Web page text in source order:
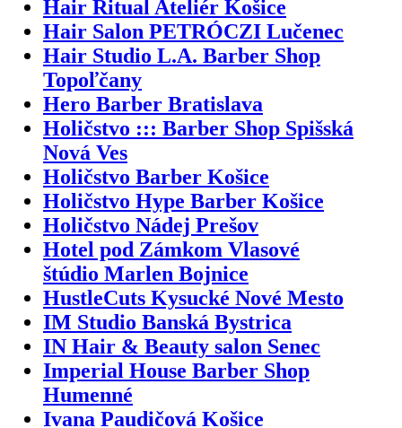
Hair Ritual Ateliér Košice
Hair Salon PETRÓCZI Lučenec
Hair Studio L.A. Barber Shop
Topoľčany
Hero Barber Bratislava
Holičstvo ::: Barber Shop Spišská
Nová Ves
Holičstvo Barber Košice
Holičstvo Hype Barber Košice
Holičstvo Nádej Prešov
Hotel pod Zámkom Vlasové
štúdio Marlen Bojnice
HustleCuts Kysucké Nové Mesto
IM Studio Banská Bystrica
IN Hair & Beauty salon Senec
Imperial House Barber Shop
Humenné
Ivana Paudičová Košice